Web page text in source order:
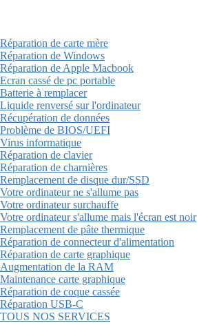
Réparation de carte mère
Réparation de Windows
Réparation de Apple Macbook
Ecran cassé de pc portable
Batterie à remplacer
Liquide renversé sur l'ordinateur
Récupération de données
Problème de BIOS/UEFI
Virus informatique
Réparation de clavier
Réparation de charnières
Remplacement de disque dur/SSD
Votre ordinateur ne s'allume pas
Votre ordinateur surchauffe
Votre ordinateur s'allume mais l'écran est noir
Remplacement de pâte thermique
Réparation de connecteur d'alimentation
Réparation de carte graphique
Augmentation de la RAM
Maintenance carte graphique
Réparation de coque cassée
Réparation USB-C
TOUS NOS SERVICES